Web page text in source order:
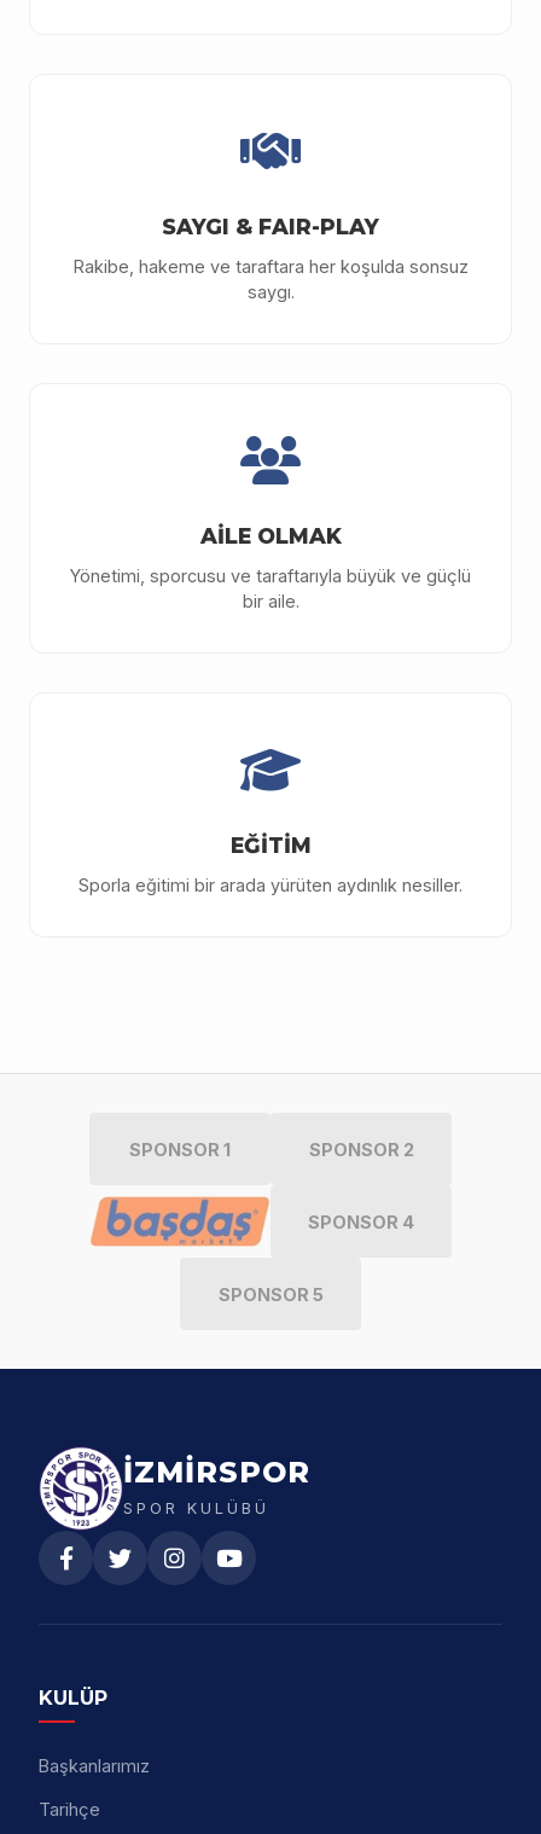
SAYGI & FAIR-PLAY
Rakibe, hakeme ve taraftara her koşulda sonsuz
saygı.
AİLE OLMAK
Yönetimi, sporcusu ve taraftarıyla büyük ve güçlü
bir aile.
EĞİTİM
Sporla eğitimi bir arada yürüten aydınlık nesiller.
SPONSOR 1 SPONSOR 2
SPONSOR 4
SPONSOR 5
İZMİRSPOR
SPOR KULÜBÜ
KULÜP
Başkanlarımız
Tarihçe